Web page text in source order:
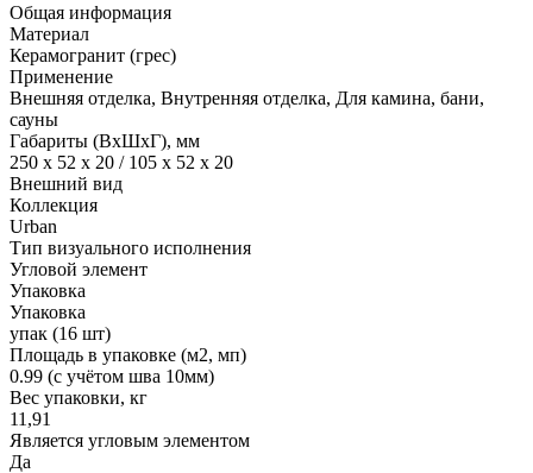
Общая информация
Материал
Керамогранит (грес)
Применение
Внешняя отделка, Внутренняя отделка, Для камина, бани,
сауны
Габариты (ВхШхГ), мм
250 x 52 x 20 / 105 x 52 x 20
Внешний вид
Коллекция
Urban
Тип визуального исполнения
Угловой элемент
Упаковка
Упаковка
упак (16 шт)
Площадь в упаковке (м2, мп)
0.99 (с учётом шва 10мм)
Вес упаковки, кг
11,91
Является угловым элементом
Да